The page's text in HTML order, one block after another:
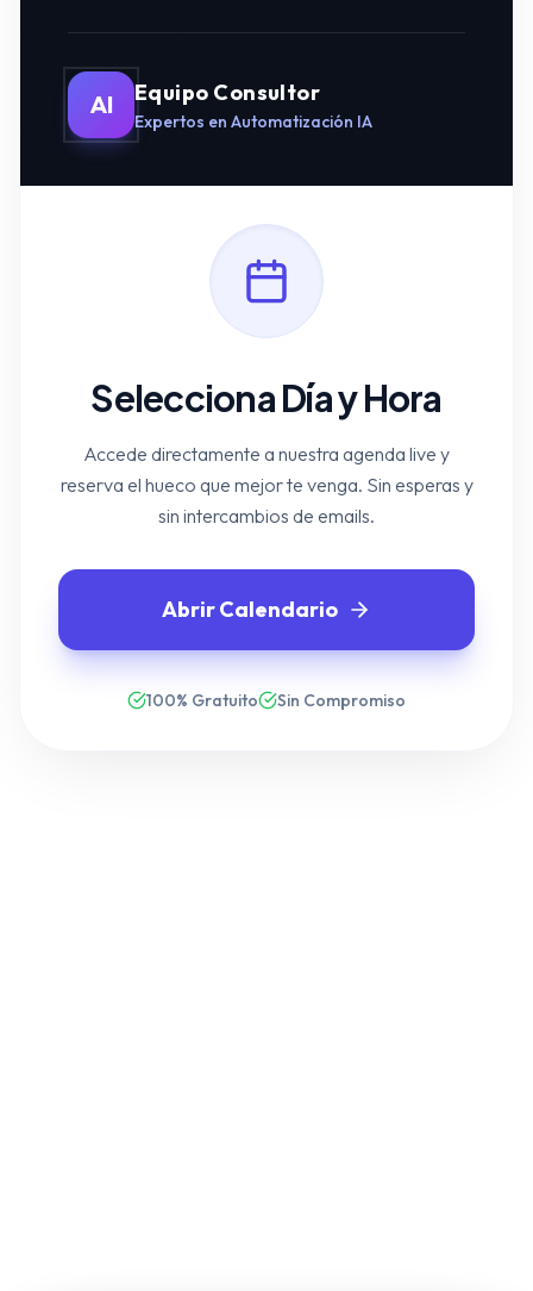
AI Equipo Consultor
Expertos en Automatización IA
Selecciona Día y Hora
Accede directamente a nuestra agenda live y
reserva el hueco que mejor te venga. Sin esperas y
sin intercambios de emails.
Abrir Calendario
100% Gratuito Sin Compromiso